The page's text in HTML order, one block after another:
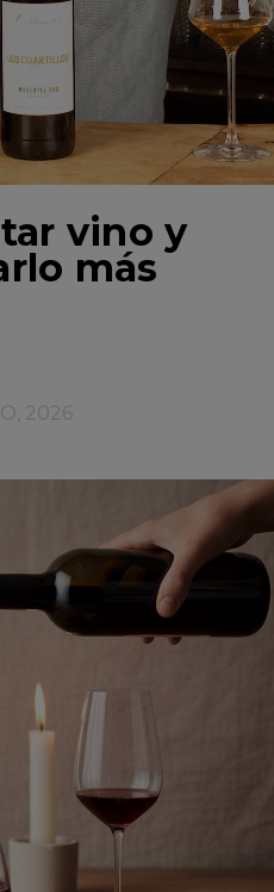
vino y
más
2026